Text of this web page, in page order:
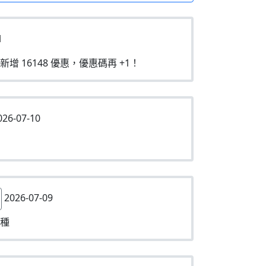
增 16148 優惠，優惠碼再 +1！
07-10
2026-07-09